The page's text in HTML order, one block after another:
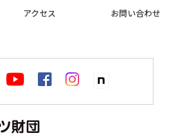
アクセス お問い合わせ